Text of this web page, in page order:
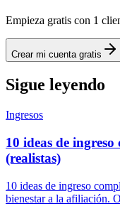
Empieza gratis con 1
Crear mi cuenta gratis
Sigue leyendo
Ingresos
10 ideas de
(realistas)
10 ideas de ingreso
bienestar a la afiliación.